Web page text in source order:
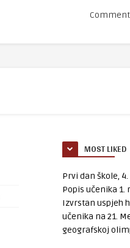
MOST LIKED
Prvi dan škole, 4.
Popis učenika 1.
Izvrstan uspjeh
učenika na 21.
geografskoj